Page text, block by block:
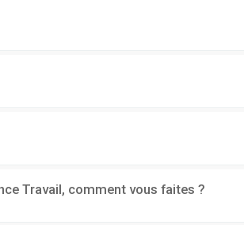
Travail, comment vous faites ?